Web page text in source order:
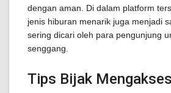
dengan aman. Di dalam platform
jenis hiburan menarik juga menjadi
sering dicari oleh para pengunjung
senggang.
Tips Bijak